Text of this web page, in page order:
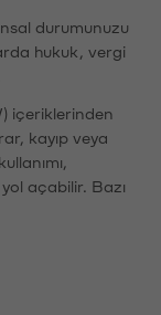
durumunuzu
hukuk, vergi
içeriklerinden
kayıp veya
açabilir. Bazı